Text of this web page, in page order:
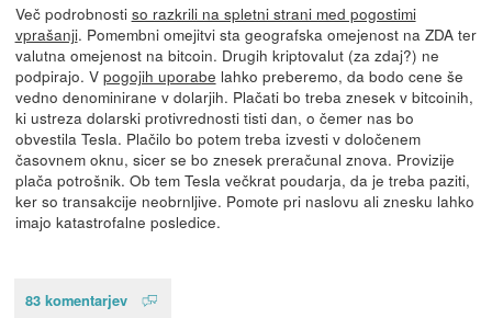
Več podrobnosti so razkrili na spletni strani med pogostimi
vprašanji. Pomembni omejitvi sta geografska omejenost na ZDA ter
valutna omejenost na bitcoin. Drugih kriptovalut (za zdaj?) ne
podpirajo. V pogojih uporabe lahko preberemo, da bodo cene še
vedno denominirane v dolarjih. Plačati bo treba znesek v bitcoinih,
ki ustreza dolarski protivrednosti tisti dan, o čemer nas bo
obvestila Tesla. Plačilo bo potem treba izvesti v določenem
časovnem oknu, sicer se bo znesek preračunal znova. Provizije
plača potrošnik. Ob tem Tesla večkrat poudarja, da je treba paziti,
ker so transakcije neobrnljive. Pomote pri naslovu ali znesku lahko
imajo katastrofalne posledice.
83 komentarjev